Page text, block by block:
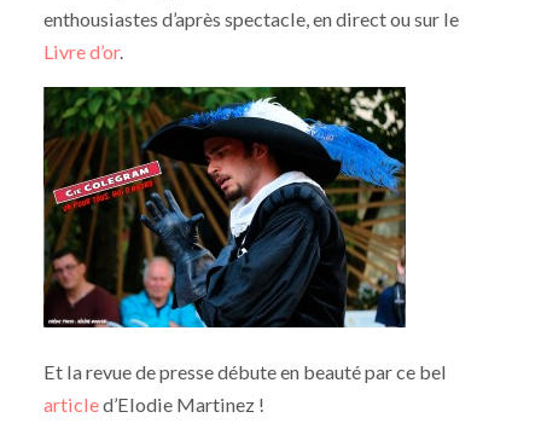
enthousiastes d’après spectacle, en direct ou sur le
Livre d’or.
Et la revue de presse débute en beauté par ce bel
articled’Elodie Martinez !